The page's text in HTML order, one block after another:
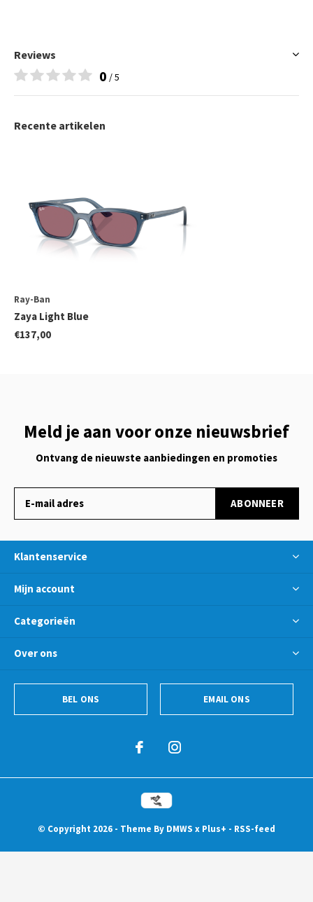
Reviews
0 / 5
Recente artikelen
Ray-Ban
Zaya Light Blue
€137,00
Meld je aan voor onze nieuwsbrief
Ontvang de nieuwste aanbiedingen en promoties
ABONNEER
Klantenservice
Mijn account
Categorieën
Over ons
BEL ONS EMAIL ONS
© Copyright 2026 - Theme By DMWS x Plus+ - RSS-feed